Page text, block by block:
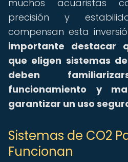
muchos acuaristas
precisión y
compensan esta
importante destacar
que eligen sistemas
deben
funcionamiento y
garantizar un uso
Sistemas de CO2
Funcionan